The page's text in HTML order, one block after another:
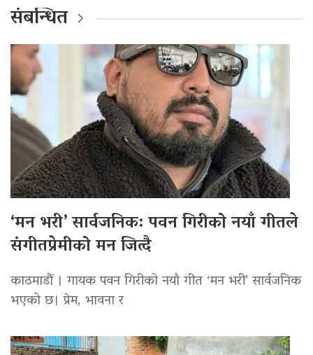
संबन्धित
‘मन भरी’ सार्वजनिक: पवन गिरीको नयाँ गीतले
संगीतप्रेमीको मन जित्दै
काठमाडौं । गायक पवन गिरीको नयाँ गीत ‘मन भरी’ सार्वजनिक
भएको छ। प्रेम, भावना र